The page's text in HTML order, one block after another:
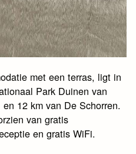
met een terras, ligt in
Park Duinen van
12 km van De Schorren.
van gratis
en gratis WiFi.